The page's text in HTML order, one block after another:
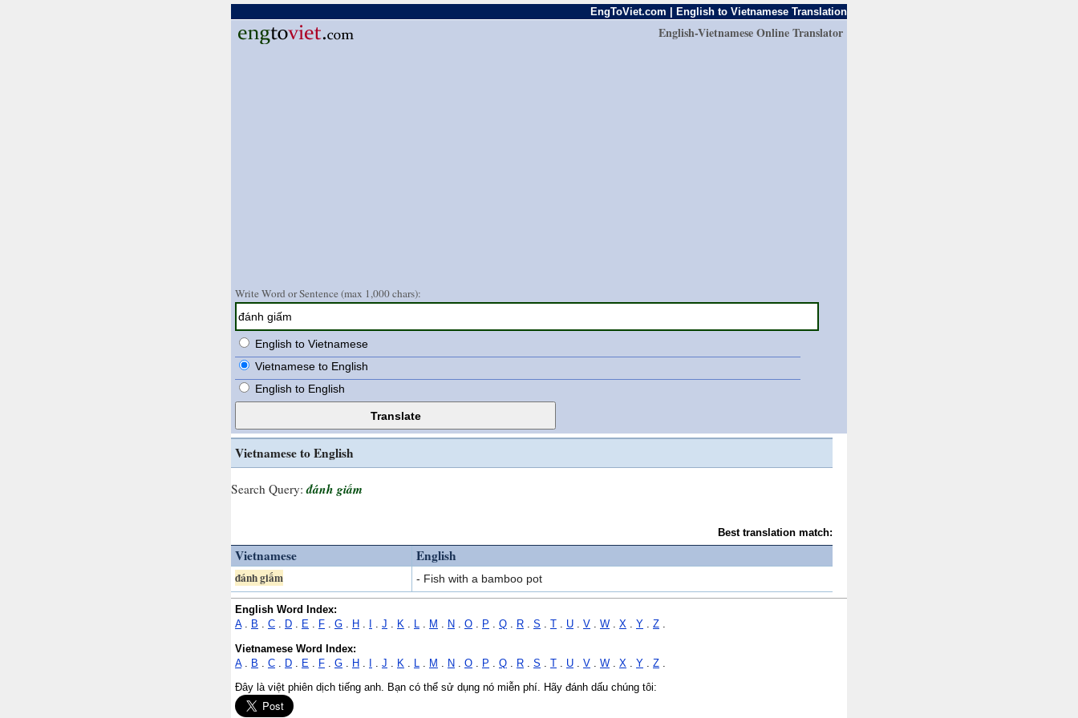
EngToViet.com | English to Vietnamese Translation
English-Vietnamese Online Translator
Write Word or Sentence (max 1,000 chars):
English to Vietnamese
Vietnamese to English
English to English
Vietnamese to English
Search Query: đánh giấm
Best translation match:
Vietnamese English
đánh giấm - Fish with a bamboo pot
English Word Index:
A. B . C . D . E . F . G . H . . J . K . L . M . N . O . P . Q . R . S . . U . V . W . X . Y . Z .
Vietnamese Word Index:
A. B C D E F G H J K M N O P Q R S T U V W X Y Z
Đây là việt phiên dịch tiếng anh. Bạn có thể sử dụng nó miễn phí. Hãy đánh dấu chúng tôi: